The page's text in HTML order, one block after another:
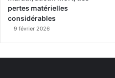
pertes matérielles
considérables
9 février 2026